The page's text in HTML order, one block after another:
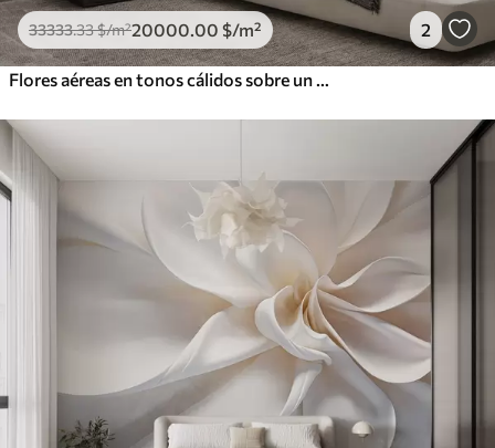
33333.33$/m²20000 .00 $/m² 2